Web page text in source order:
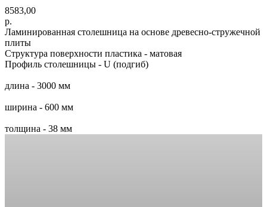
8583,00
р.
Ламинированная столешница на основе древесно-стружечной
плиты
Структура поверхности пластика - матовая
Профиль столешницы - U (подгиб)
длина - 3000 мм
ширина - 600 мм
толщина - 38 мм